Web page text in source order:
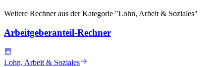
Weitere Rechner aus der Kategorie "Lohn, Arbeit & Soziales"
Arbeitgeberanteil-Rechner
Lohn, Arbeit & Soziales